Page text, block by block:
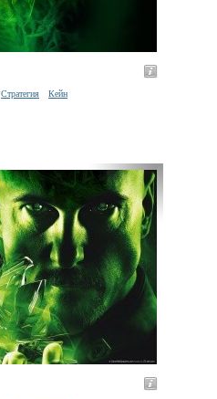
Стратегия Кейн